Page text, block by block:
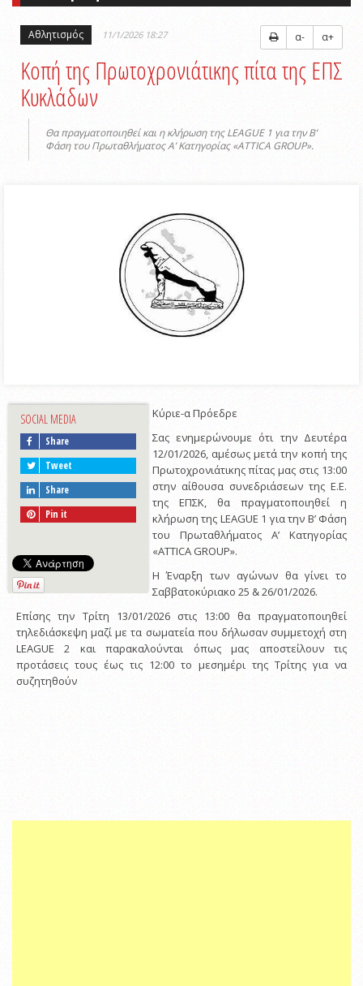
Αθλητισμός 11/1/2026 18:27 α- α+
Κοπή της Πρωτοχρονιάτικης πίτα της ΕΠΣ
Κυκλάδων
Θα πραγματοποιηθεί και η κλήρωση της LEAGUE 1 για την Β’
Φάση του Πρωταθλήματος Α’ Κατηγορίας «ATTICA GROUP».
SOCIAL MEDIA
Share
Tweet
Share
Pin it
Κύριε-α Πρόεδρε
Σας ενημερώνουμε ότι την Δευτέρα
12/01/2026, αμέσως μετά την κοπή της
Πρωτοχρονιάτικης πίτας μας στις 13:00
στην αίθουσα συνεδριάσεων της Ε.Ε.
της ΕΠΣΚ, θα πραγματοποιηθεί η
κλήρωση της LEAGUE 1 για την Β’ Φάση
του Πρωταθλήματος Α’ Κατηγορίας
«ATTICA GROUP».
Η Έναρξη των αγώνων θα γίνει το
Σαββατοκύριακο 25 & 26/01/2026.
Επίσης την Τρίτη 13/01/2026 στις 13:00 θα πραγματοποιηθεί
τηλεδιάσκεψη μαζί με τα σωματεία που δήλωσαν συμμετοχή στη
LEAGUE 2 και παρακαλούνται όπως μας αποστείλουν τις
προτάσεις τους έως τις 12:00 το μεσημέρι της Τρίτης για να
συζητηθούν